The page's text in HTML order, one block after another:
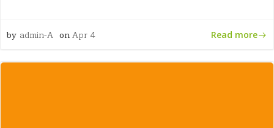
by admin-A onApr 4 Read more